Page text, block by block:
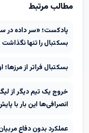
مطالب مرتبط
پادکست؛ «سر داده در
بسکتبال را تنها نگذاشت
بسکتبال فراتر از مرزها؛ اولین تورنمنت
خروج یک تیم دیگر از
انصرافی‌ها این بار با
عملکرد بدون دفاع